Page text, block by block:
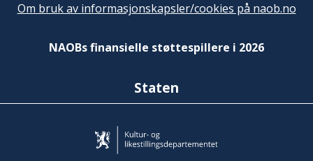
Om bruk av informasjonskapsler/cookies på naob.no
NAOBs finansielle støttespillere i 2026
Staten